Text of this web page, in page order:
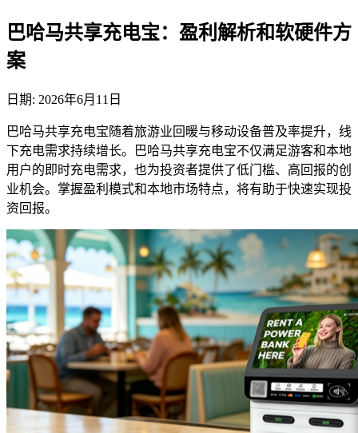
巴哈马共享充电宝：盈利解析和软硬件方
案
日期: 2026年6月11日
巴哈马共享充电宝随着旅游业回暖与移动设备普及率提升，线
下充电需求持续增长。巴哈马共享充电宝不仅满足游客和本地
用户的即时充电需求，也为投资者提供了低门槛、高回报的创
业机会。掌握盈利模式和本地市场特点，将有助于快速实现投
资回报。